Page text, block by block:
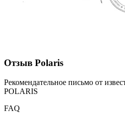
Отзыв Polaris
Рекомендательное письмо от
POLARIS
FAQ